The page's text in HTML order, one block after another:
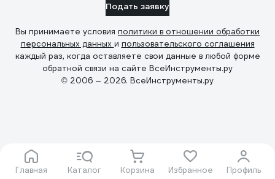
Главная Каталог Корзина Избранное Профиль
Подать заявку
Вы принимаете условия политики в отношении обработки
персональных данных и пользовательского соглашения
каждый раз, когда оставляете свои данные в любой форме
обратной связи на сайте ВсеИнструменты.ру
© 2006 — 2026. ВсеИнструменты.ру